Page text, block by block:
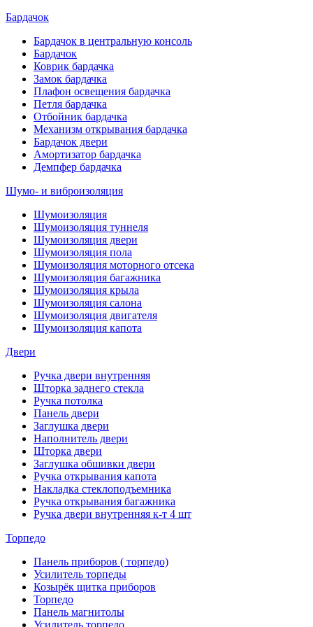
Бардачок
Бардачок в центральную консоль
Бардачок
Коврик бардачка
Замок бардачка
Плафон освещения бардачка
Петля бардачка
Отбойник бардачка
Механизм открывания бардачка
Бардачок двери
Амортизатор бардачка
Демпфер бардачка
Шумо- и виброизоляция
Шумоизоляция
Шумоизоляция туннеля
Шумоизоляция двери
Шумоизоляция пола
Шумоизоляция моторного отсека
Шумоизоляция багажника
Шумоизоляция крыла
Шумоизоляция салона
Шумоизоляция двигателя
Шумоизоляция капота
Двери
Ручка двери внутренняя
Шторка заднего стекла
Ручка потолка
Панель двери
Заглушка двери
Наполнитель двери
Шторка двери
Заглушка обшивки двери
Ручка открывания капота
Накладка стеклоподъемника
Ручка открывания багажника
Ручка двери внутренняя к-т 4 шт
Торпедо
Панель приборов ( торпедо)
Усилитель торпеды
Козырёк щитка приборов
Торпедо
Панель магнитолы
Усилитель торпедо